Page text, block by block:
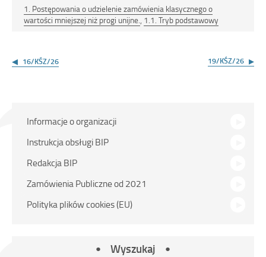
1. Postępowania o udzielenie zamówienia klasycznego o
wartości mniejszej niż progi unijne., 1.1. Tryb podstawowy
wpisu
16/KŚZ/26 19/KŚZ/26
Menu
główne
Informacje o organizacji
Instrukcja obsługi BIP
Redakcja BIP
Zamówienia Publiczne od 2021
Polityka plików cookies (EU)
Wyszukaj